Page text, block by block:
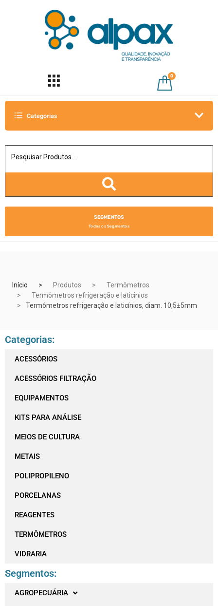
0
Categorias
SEGMENTOS
Todos os Segmentos
Início Produtos
Termômetros
Termômetros refrigeração e laticinios
Termômetros refrigeração e laticínios, diam. 10,5±5mm
Categorias:
ACESSÓRIOS
ACESSÓRIOS FILTRAÇÃO
EQUIPAMENTOS
KITS PARA ANÁLISE
MEIOS DE CULTURA
METAIS
POLIPROPILENO
PORCELANAS
REAGENTES
TERMÔMETROS
VIDRARIA
Segmentos:
AGROPECUÁRIA